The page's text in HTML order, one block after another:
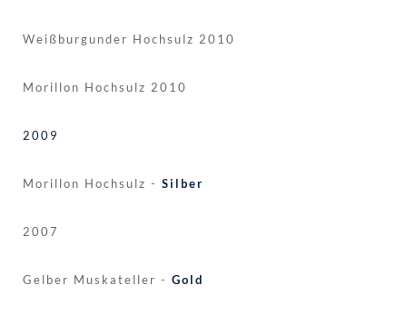
Weißburgunder Hochsulz 2010
Morillon Hochsulz 2010
2009
Morillon Hochsulz - Silber
2007
Gelber Muskateller - Gold